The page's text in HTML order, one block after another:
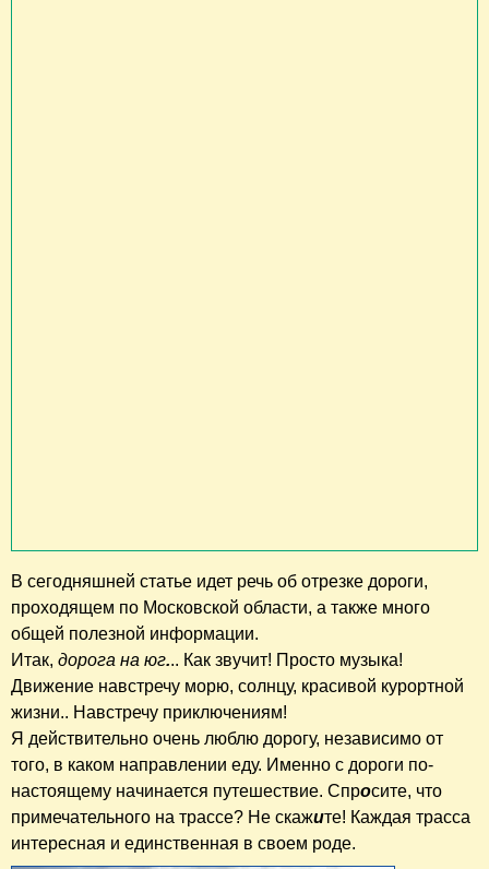
В сегодняшней статье идет речь об отрезке дороги,
проходящем по Московской области, а также много
общей полезной информации.
Итак, дорога на юг... Как звучит! Просто музыка!
Движение навстречу морю, солнцу, красивой курортной
жизни.. Навстречу приключениям!
Я действительно очень люблю дорогу, независимо от
того, в каком направлении еду. Именно с дороги по-
настоящему начинается путешествие. Спросите, что
примечательного на трассе? Не скажите! Каждая трасса
интересная и единственная в своем роде.